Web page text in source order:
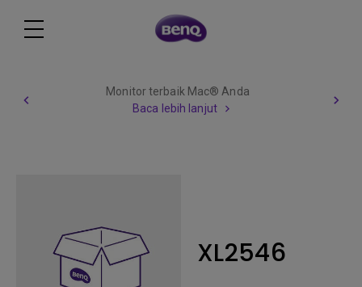
Monitor terbaik Mac® Anda
Baca lebih lanjut
XL2546